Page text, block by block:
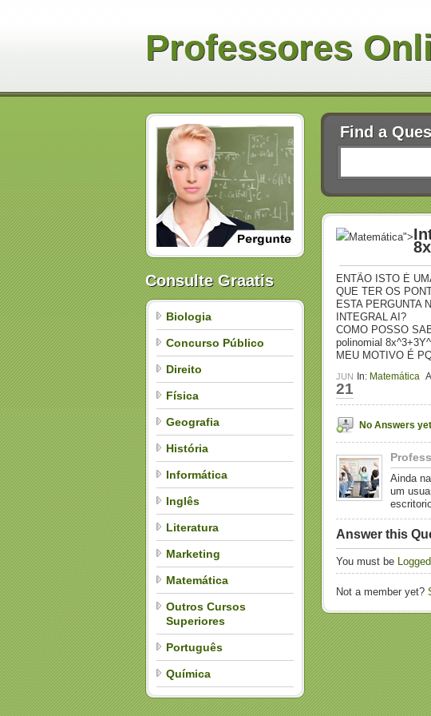
Professores
Consulte Graatis
Biologia
Concurso Público
Direito
Física
Geografia
História
Informática
Inglês
Literatura
Marketing
Matemática
Outros Cursos
Superiores
Português
Química
Find a
Matemática">
ENTÃO ISTO É
QUE TER OS
ESTA PERGUNTA
INTEGRAL AI?
COMO POSSO
polinomial
MEU MOTIVO É
In: Matemática
JUN
21
No Answers
Ainda
um
Answer this
You must be
Not a member yet?